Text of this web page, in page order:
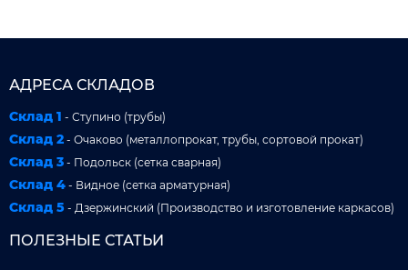
АДРЕСА СКЛАДОВ
Склад 1 - Ступино (трубы)
Склад 2 - Очаково (металлопрокат, трубы, сортовой прокат)
Склад 3 - Подольск (сетка сварная)
Склад 4 - Видное (сетка арматурная)
Склад 5 - Дзержинский (Производство и изготовление каркасов)
ПОЛЕЗНЫЕ СТАТЬИ